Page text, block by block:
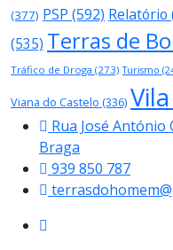
(377) PSP (592) Relatório
(535) Terras de
Tráfico de Droga (273) Turismo
Viana do Castelo (336)
Rua José António
Braga
939 850 787